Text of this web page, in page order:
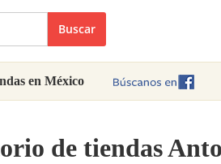
Buscar
en México
de tiendas